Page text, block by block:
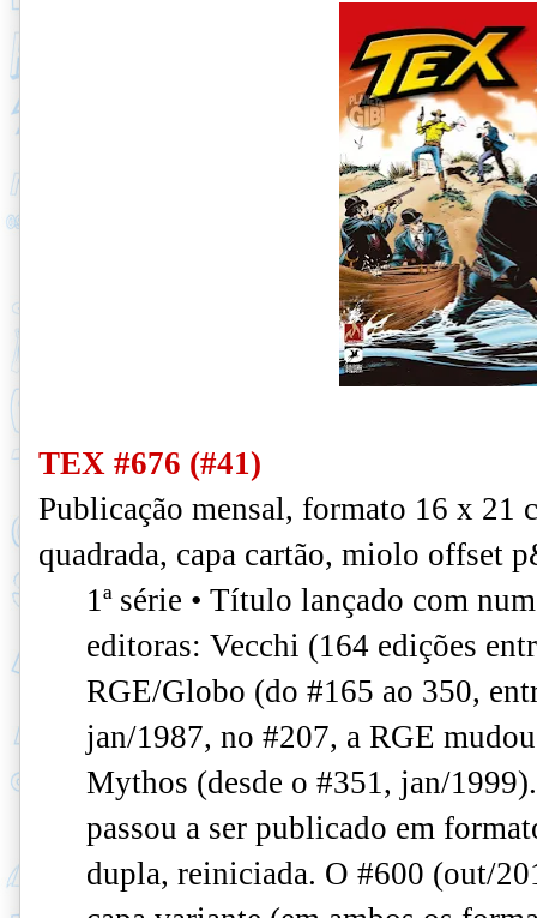
TEX #676 (#41)
Publicação mensal, formato 16 x 21
quadrada, capa cartão, miolo offset
1ª série • Título lançado com
editoras: Vecchi (164 edições
RGE/Globo (do #165 ao 350,
jan/1987, no #207, a RGE
Mythos (desde o #351, jan/
passou a ser publicado em
dupla, reiniciada. O #600 (out/